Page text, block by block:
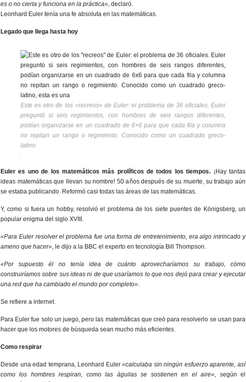
es o no cierta y funciona en la práctica», declaró.
Leonhard Euler tenía una fe absoluta en las matemáticas.
Legado que llega hasta hoy
Este es otro de los «recreos» de Euler: el problema de 36 oficiales. Euler
preguntó si seis regimientos, con hombres de seis rangos diferentes,
podían organizarse en un cuadrado de 6×6 para que cada fila y columna
no repitan un rango o regimiento. Conocido como un cuadrado greco-
latino.
.
Euler es uno de los matemáticos más prolíficos de todos los tiempos. ¡Hay tantas
ideas matemáticas que llevan su nombre! 50 años después de su muerte, su trabajo aún
se estaba publicando. Reformó casi todas las áreas de las matemáticas.
Y, como si fuera un hobby, resolvió el problema de los siete puentes de Königsberg, un
popular enigma del siglo XVIII.
«Para Euler resolver el problema fue una forma de entretenimiento, era algo intrincado y
ameno que hacer», le dijo a la BBC el experto en tecnología Bill Thompson.
«Por supuesto él no tenía idea de cuánto aprovecharíamos su trabajo, cómo
construiríamos sobre sus ideas ni de que usaríamos lo que nos dejó para crear y ejecutar
una red que ha cambiado el mundo por completo».
Se refiere a internet.
Para Euler fue solo un juego, pero las matemáticas que creó para resolverlo se usan para
hacer que los motores de búsqueda sean mucho más eficientes.
Como respirar
Desde una edad temprana, Leonhard Euler«calculaba sin ningún esfuerzo aparente, así
como los hombres respiran, como las águilas se sostienen en el aire», según el